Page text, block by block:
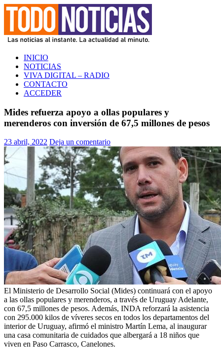
Saltar
contenido
TODO NOTICIAS
La noticia al instante. La actualidad al minuto
INICIO
NOTICIAS
VIVA DIGITAL – RADIO
CONTACTO
ACCEDER
Mides refuerza apoyo a ollas populares y
merenderos con inversión de 67,5 millones de pesos
23 abril, 2022 Deja un comentario
El Ministerio de Desarrollo Social (Mides) continuará con el apoyo
a las ollas populares y merenderos, a través de Uruguay Adelante,
con 67,5 millones de pesos. Además, INDA reforzará la asistencia
con 295.000 kilos de víveres secos en todos los departamentos del
interior de Uruguay, afirmó el ministro Martín Lema, al inaugurar
una casa comunitaria de cuidados que albergará a 18 niños que
viven en Paso Carrasco, Canelones.